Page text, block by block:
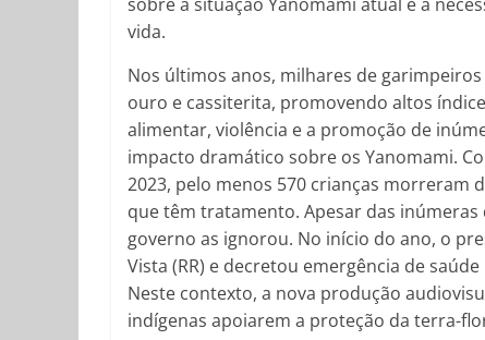
vida.
Nos últimos anos, milhares de
ouro e cassiterita, promovendo altos
alimentar, violência e a promoção de
impacto dramático sobre os Yanomami.
2023, pelo menos 570 crianças
que têm tratamento. Apesar das
governo as ignorou. No início do ano, o
Vista (RR) e decretou emergência de
Neste contexto, a nova produção
indígenas apoiarem a proteção da terra-